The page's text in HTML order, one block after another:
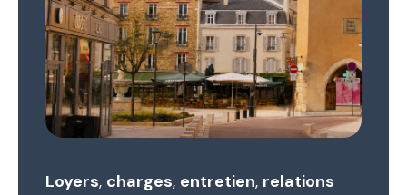
Loyers, charges, entretien, relations